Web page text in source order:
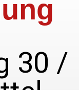
30 /